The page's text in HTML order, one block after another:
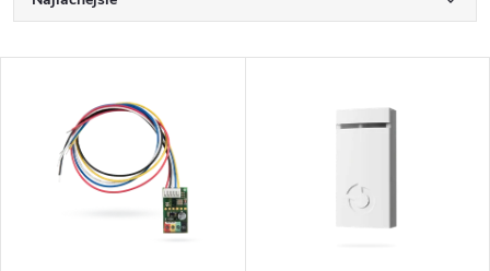
a
Abecedne